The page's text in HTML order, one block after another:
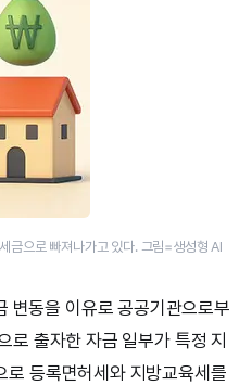
금으로 빠져나가고 있다. 그림=생성형 AI
변동을 이유로 공공기관으로부
로 출자한 자금 일부가 특정 지
로 등록면허세와 지방교육세를